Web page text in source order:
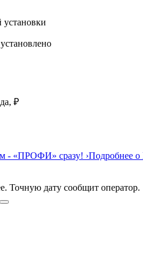
₽
- «ПРОФИ» сразу! ›Подробнее
Точную дату сообщит оператор.